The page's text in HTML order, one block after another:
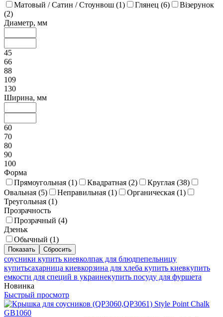
Матовый / Сатин / Стоунвош (1) Глянец (6)
Візерунок
(2)
Диаметр, мм
45
66
88
109
130
Ширина, мм
60
70
80
90
100
Форма
Прямоугольная (1) Квадратная (2) Круглая (38)
Овальная (5) Неправильная (1) Органическая (1)
Треугольная (1)
Прозрачность
Прозрачный (4)
Дзеньк
Обычный (1)
соусники купить киевколпак для блюдпепельницу
купитьсахарница киевкорзина для хлеба купить киевкупить
емкости для специй в украинекупить посуду для фуршета
Новинка
Быстрый просмотр